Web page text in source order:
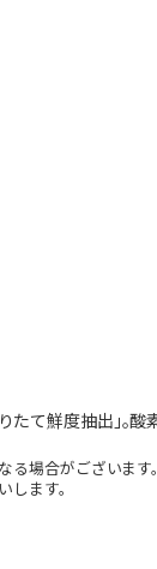
たて鮮度抽出｣｡酸
場合がございま
ます。